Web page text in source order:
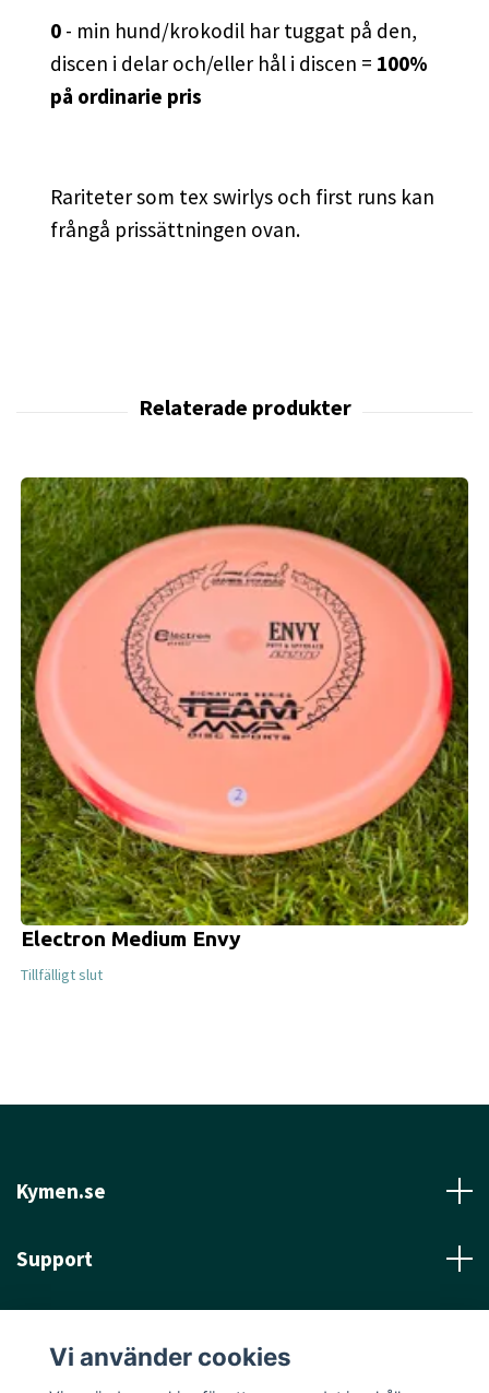
0 - min hund/krokodil har tuggat på den,
discen i delar och/eller hål i discen = 100%
på ordinarie pris
Rariteter som tex swirlys och first runs kan
frångå prissättningen ovan.
Electron Medium Envy
Tillfälligt slut
Kymen.se
Support
Vi använder cookies